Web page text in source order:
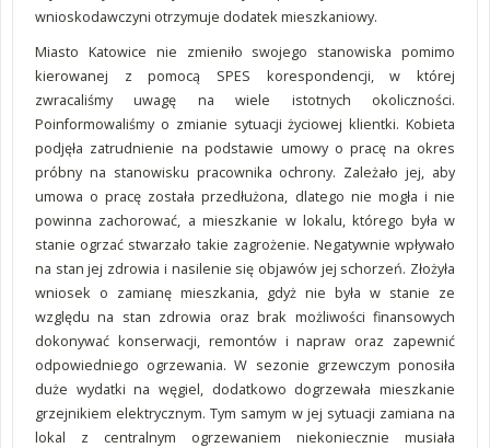
wnioskodawczyni otrzymuje dodatek mieszkaniowy.
Miasto Katowice nie zmieniło swojego stanowiska pomimo
kierowanej z pomocą SPES korespondencji, w której
zwracaliśmy uwagę na wiele istotnych okoliczności.
Poinformowaliśmy o zmianie sytuacji życiowej klientki. Kobieta
podjęła zatrudnienie na podstawie umowy o pracę na okres
próbny na stanowisku pracownika ochrony. Zależało jej, aby
umowa o pracę została przedłużona, dlatego nie mogła i nie
powinna zachorować, a mieszkanie w lokalu, którego była w
stanie ogrzać stwarzało takie zagrożenie. Negatywnie wpływało
na stan jej zdrowia i nasilenie się objawów jej schorzeń. Złożyła
wniosek o zamianę mieszkania, gdyż nie była w stanie ze
względu na stan zdrowia oraz brak możliwości finansowych
dokonywać konserwacji, remontów i napraw oraz zapewnić
odpowiedniego ogrzewania. W sezonie grzewczym ponosiła
duże wydatki na węgiel, dodatkowo dogrzewała mieszkanie
grzejnikiem elektrycznym. Tym samym w jej sytuacji zamiana na
lokal z centralnym ogrzewaniem niekoniecznie musiała